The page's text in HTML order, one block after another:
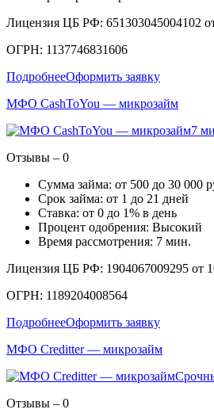
Лицензия ЦБ РФ: 651303045004102
ОГРН: 1137746831606
ПодробнееОформить заявку
МФО CashToYou — микрозайм
7
Отзывы – 0
Сумма займа: от 500 до 30 000
Срок займа: от 1 до 21 дней
Ставка: от 0 до 1% в день
Процент одобрения: Высокий
Время рассмотрения: 7 мин.
Лицензия ЦБ РФ: 1904067009295 от
ОГРН: 1189204008564
ПодробнееОформить заявку
МФО Creditter — микрозайм
Отзывы – 0